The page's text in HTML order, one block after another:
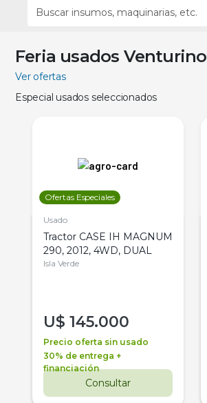
Feria usados Venturino
Ver ofertas
Especial usados seleccionados
Ofertas Especiales
Usado
Tractor CASE IH MAGNUM
290, 2012, 4WD, DUAL
Isla Verde
U$ 145.000
Precio oferta sin usado
30% de entrega +
financiación
Consultar